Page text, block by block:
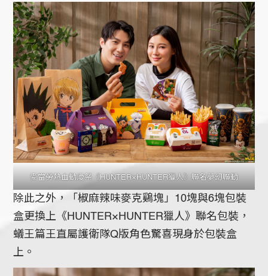
麥當勞熱血動漫祭《HUNTER×HUNTER獵人》聯名夢幻聯動
除此之外，「椒麻辣味麥克鷄塊」10塊與6塊包裝
盒更換上《HUNTER×HUNTER獵人》聯名包裝，
蟻王篇王直屬護衛隊Q版角色驚喜現身於包裝盒
上。